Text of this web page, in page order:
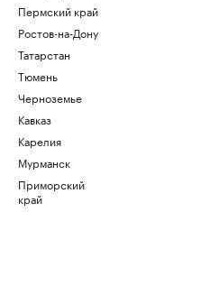
Пермский край
Ростов-на-Дону
Татарстан
Тюмень
Черноземье
Кавказ
Карелия
Мурманск
Приморский
край